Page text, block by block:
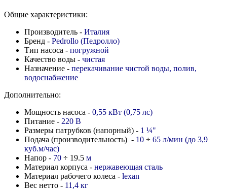
Общие характеристики:
Производитель - Италия
Бренд - Pedrollo (Педролло)
Тип насоса - погружной
Качество воды - чистая
Назначение - перекачивание чистой воды, полив,
водоснабжение
Дополнительно:
Мощность насоса - 0,55 кВт (0,75 лс)
Питание - 220 В
Размеры патрубков (напорный) - 1 ¼"
Подача (производительность) - 10 ÷ 65 л/мин (до 3,9
куб.м/час)
Напор - 70 ÷ 19.5 м
Материал корпуса - нержавеющая сталь
Материал рабочего колеса - lexan
Вес нетто - 11,4 кг